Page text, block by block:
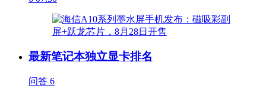
最新笔记本独立显卡排名
问答 6